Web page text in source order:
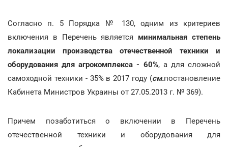
Согласно п. 5 Порядка № 130, одним из критериев
включения в Перечень является минимальная степень
локализации производства отечественной техники и
оборудования для агрокомплекса - 60%, а для сложной
самоходной техники - 35% в 2017 году (см.постановление
Кабинета Министров Украины от 27.05.2013 г. № 369).
Причем позаботиться о включении в Перечень
отечественной техники и оборудования для